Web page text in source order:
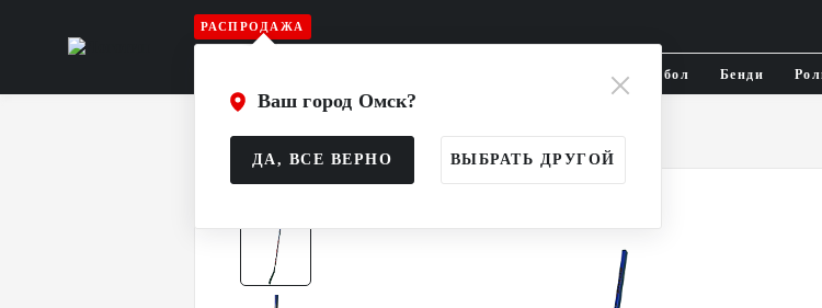
РАСПРОДАЖА
Флорбол Бенди
Ваш город Омск?
ДА, ВСЕ ВЕРНО ВЫБРАТЬ ДРУГОЙ
Главная Каталог Игрок Клюшки Детские (YTH)